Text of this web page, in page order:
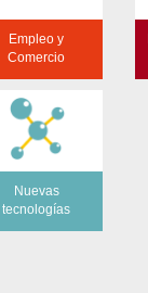
Empleo y
Comercio
Nuevas
tecnologías